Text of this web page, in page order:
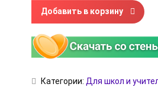
Количество товара Плакат
Добавить в корзину
Категории: Для школ и